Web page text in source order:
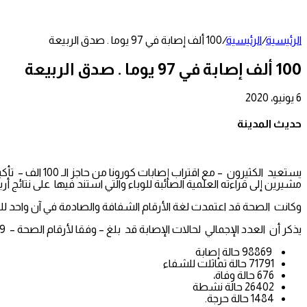
الرئيسية/الرئيسية/100 ألف إصابة في 97 يوما . صدق الربيعة
100 ألف إصابة في 97 يوما . صدق الربيعة
6 يونيو، 2020
فيسبوك
تويتر
لينكدإن
واتساب
تيلقرام
مشاركة
عبر
البريد
طباعة
حديث المدينة
يستعيد
مشيرين إلى قراءته العلمية الصائبة للوباء والتي استند فيها على
وكانت الصحة قد اعتمدت لغة الأرقام الشفافة والصادمة في آن واحد
يذكر أن العدد الإجمالي لحالات الإصابة قد بلغ – وفقا لأرقام الصحة – 98869 بعد 97 يومًا من تسجيل أول حالة في المملكة مارس الماضي .
71791 حالة تماثلت للشفاء
676 حالة وفاة،
26402 حالة نشطة
1484 حالة حرجة.